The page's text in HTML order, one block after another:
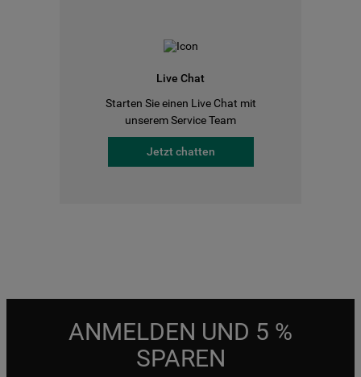
Live Chat
Starten Sie einen Live Chat mit
unserem Service Team
Jetzt chatten
ANMELDEN UND 5 %
SPAREN